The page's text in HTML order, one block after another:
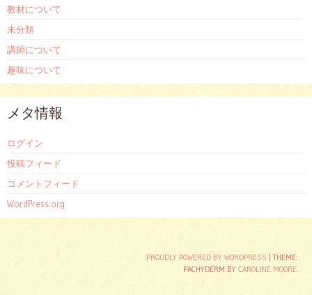
教材について
未分類
講師について
趣味について
メタ情報
ログイン
投稿フィード
コメントフィード
WordPress.org
PROUDLY POWERED BY WORDPRESS
THEME:
PACHYDERM BY CAROLINE MOORE.